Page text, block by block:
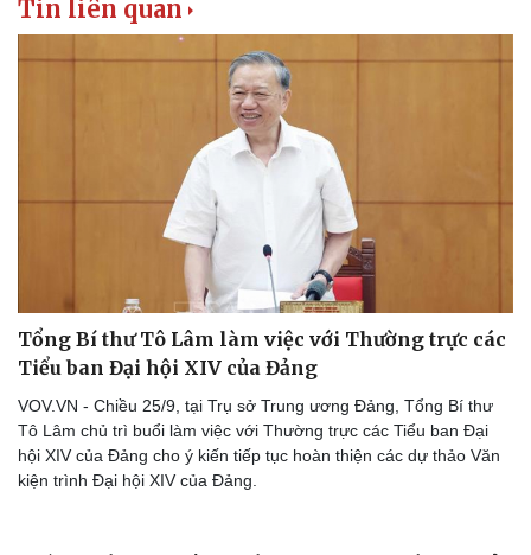
Tin liên quan
Tổng Bí thư Tô Lâm làm việc với Thường trực các
Tiểu ban Đại hội XIV của Đảng
VOV.VN - Chiều 25/9, tại Trụ sở Trung ương Đảng, Tổng Bí thư
Tô Lâm chủ trì buổi làm việc với Thường trực các Tiểu ban Đại
hội XIV của Đảng cho ý kiến tiếp tục hoàn thiện các dự thảo Văn
kiện trình Đại hội XIV của Đảng.